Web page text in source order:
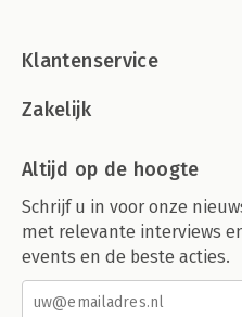
Klantenservice
Zakelijk
Altijd op de hoogte
Schrijf u in voor onze
met relevante interviews
events en de beste acties.